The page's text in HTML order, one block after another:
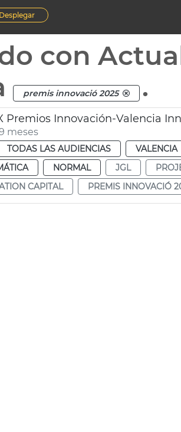
Desplegar
con
premis innovació 2025 .
Premios Innovación-Valencia
meses
TODAS LAS AUDIENCIAS VALENCIA
NORMAL JGL
CAPITAL
PREMIS INNOVACIÓ